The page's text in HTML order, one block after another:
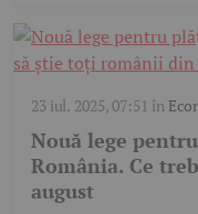
23 iul. 2025, 07:51 în
Nouă lege
România. Ce
august